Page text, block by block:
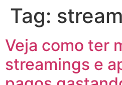
Tag:
Veja como ter
streamings e